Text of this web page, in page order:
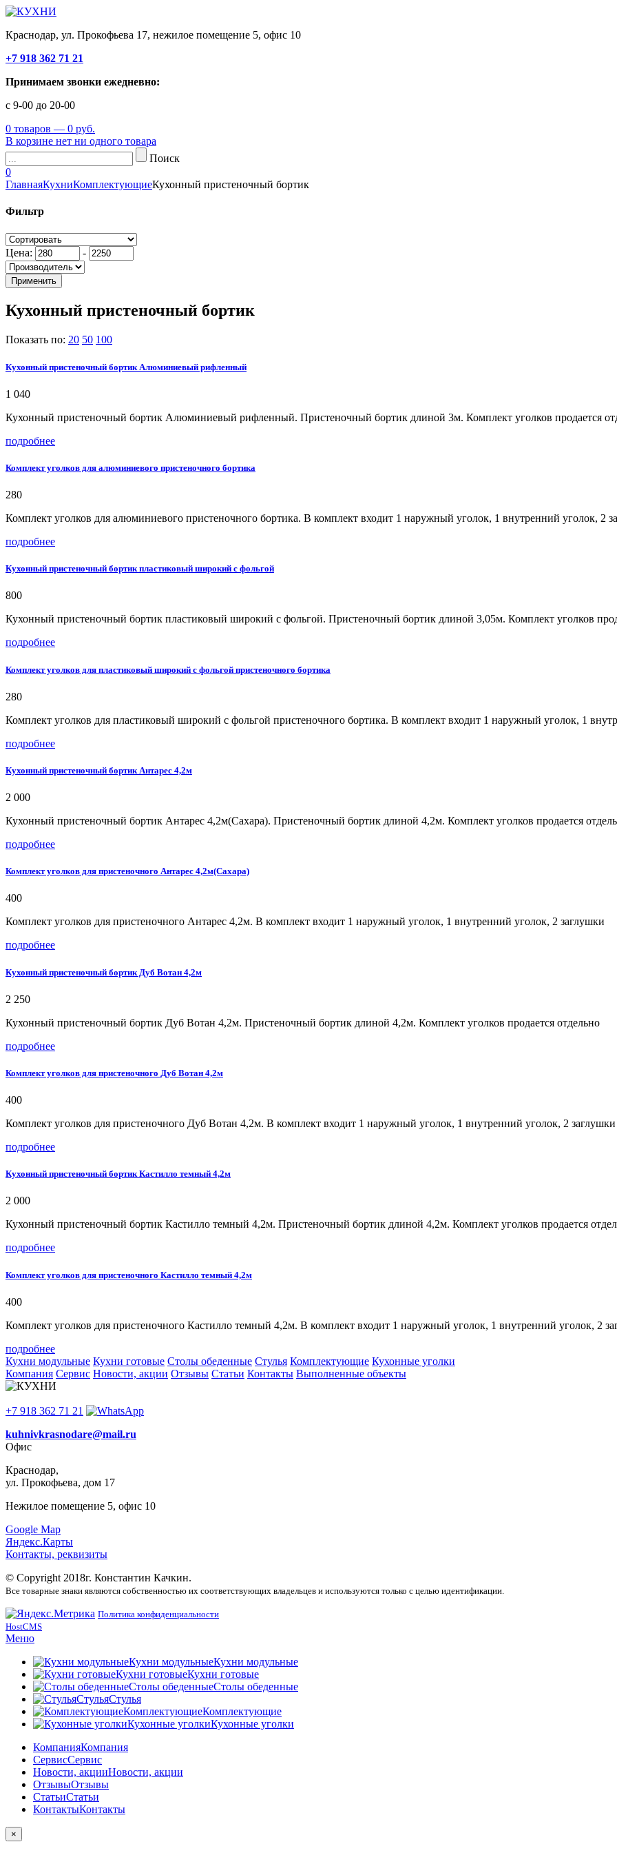
Краснодар, ул. Прокофьева 17, нежилое помещение 5, офис 10
+7 918 362 71 21
Принимаем звонки ежедневно:
с 9-00 до 20-00
0 товаров — 0 руб.
В корзине нет ни одного товара
Поиск
0
ГлавнаяКухниКомплектующиеКухонный пристеночный бортик
Фильтр
Цена: -
Применить
Кухонный пристеночный бортик
Показать по: 20 50 100
Кухонный пристеночный бортик Алюминиевый рифленный
1 040
Кухонный пристеночный бортик Алюминиевый рифленный. Пристеночный бортик длиной 3м. Комплект уголков продается
подробнее
Комплект уголков для алюминиевого пристеночного бортика
280
Комплект уголков для алюминиевого пристеночного бортика. В комплект входит 1 наружный уголок, 1 внутренний уголок, 2
подробнее
Кухонный пристеночный бортик пластиковый широкий с фольгой
800
Кухонный пристеночный бортик пластиковый широкий с фольгой. Пристеночный бортик длиной 3,05м. Комплект уголков
подробнее
Комплект уголков для пластиковый широкий с фольгой пристеночного бортика
280
Комплект уголков для пластиковый широкий с фольгой пристеночного бортика. В комплект входит 1 наружный уголок, 1
подробнее
Кухонный пристеночный бортик Антарес 4,2м
2 000
Кухонный пристеночный бортик Антарес 4,2м(Сахара). Пристеночный бортик длиной 4,2м. Комплект уголков продается
подробнее
Комплект уголков для пристеночного Антарес 4,2м(Сахара)
400
Комплект уголков для пристеночного Антарес 4,2м. В комплект входит 1 наружный уголок, 1 внутренний уголок, 2 заглушки
подробнее
Кухонный пристеночный бортик Дуб Вотан 4,2м
2 250
Кухонный пристеночный бортик Дуб Вотан 4,2м. Пристеночный бортик длиной 4,2м. Комплект уголков продается отдельно
подробнее
Комплект уголков для пристеночного Дуб Вотан 4,2м
400
Комплект уголков для пристеночного Дуб Вотан 4,2м. В комплект входит 1 наружный уголок, 1 внутренний уголок, 2 заглушки
подробнее
Кухонный пристеночный бортик Кастилло темный 4,2м
2 000
Кухонный пристеночный бортик Кастилло темный 4,2м. Пристеночный бортик длиной 4,2м. Комплект уголков продается
подробнее
Комплект уголков для пристеночного Кастилло темный 4,2м
400
Комплект уголков для пристеночного Кастилло темный 4,2м. В комплект входит 1 наружный уголок, 1 внутренний уголок, 2
подробнее
Кухни модульные Кухни готовые Столы обеденные Стулья Комплектующие Кухонные уголки
Компания Сервис Новости, акции Отзывы Статьи Контакты Выполненные объекты
+7 918 362 71 21
kuhnivkrasnodare@mail.ru
Офис
Краснодар,
ул. Прокофьева, дом 17
Нежилое помещение 5, офис 10
Google Map
Яндекс.Карты
Контакты, реквизиты
© Copyright 2018г. Константин Качкин.
Все товарные знаки являются собственностью их соответствующих владельцев и используются только с целью идентификации.
Политика конфиденциальности
HostCMS
Меню
Кухни модульныеКухни модульные
Кухни готовыеКухни готовые
Столы обеденныеСтолы обеденные
СтульяСтулья
КомплектующиеКомплектующие
Кухонные уголкиКухонные уголки
КомпанияКомпания
СервисСервис
Новости, акцииНовости, акции
ОтзывыОтзывы
СтатьиСтатьи
КонтактыКонтакты
×